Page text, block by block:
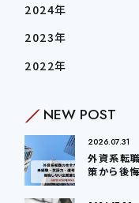
2024年
2023年
2022年
NEW POST
2026.07.31
外資系転
策から後